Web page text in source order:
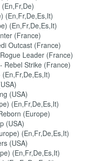
(En,Fr,De,Es,It)
(En,Fr,De,Es,It)
(France)
Outcast (France)
Leader (France)
Rebel Strike (France)
(USA)
(En,Fr,De,Es,It)
(Europe)
(USA)
(En,Fr,De,Es,It)
(USA)
(En,Fr,De,Es,It)